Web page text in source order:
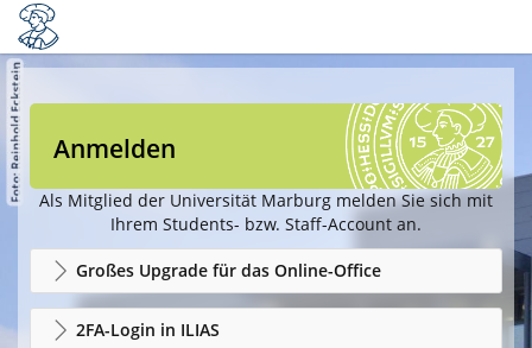
Anmelden
Als Mitglied der Universität Marburg melden Sie sich mit
Ihrem Students- bzw. Staff-Account an.
Großes Upgrade für das Online-Office
2FA-Login in ILIAS